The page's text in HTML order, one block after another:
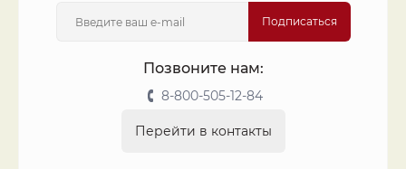
Подписаться
Позвоните нам:
8-800-505-12-84
Перейти в контакты